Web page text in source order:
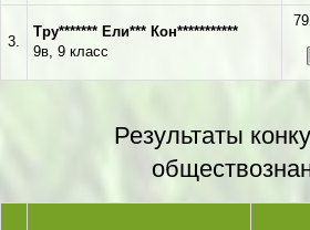
3.
Тру******* Ели*** Кон***********
9в, 9 класс
79
Результаты